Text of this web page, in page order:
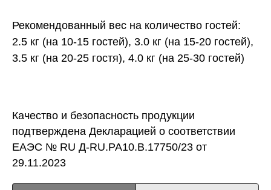
Рекомендованный вес на количество гостей:
2.5 кг (на 10-15 гостей), 3.0 кг (на 15-20 гостей),
3.5 кг (на 20-25 гостя), 4.0 кг (на 25-30 гостей)
Качество и безопасность продукции
подтверждена Декларацией о соответствии
ЕАЭС № RU Д-RU.PA10.B.17750/23 от
29.11.2023